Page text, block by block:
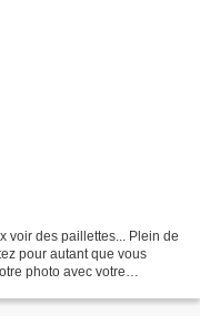
voir des paillettes... Plein de
pour autant que vous
photo avec votre